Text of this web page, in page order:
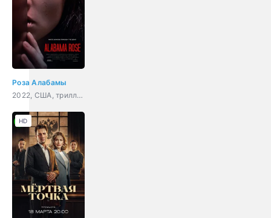
Роза Алабамы
2022, США, триллер
HD